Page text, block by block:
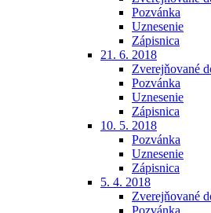
Pozvánka
Uznesenie
Zápisnica
21. 6. 2018
Zverejňované
Pozvánka
Uznesenie
Zápisnica
10. 5. 2018
Pozvánka
Uznesenie
Zápisnica
5. 4. 2018
Zverejňované
Pozvánka